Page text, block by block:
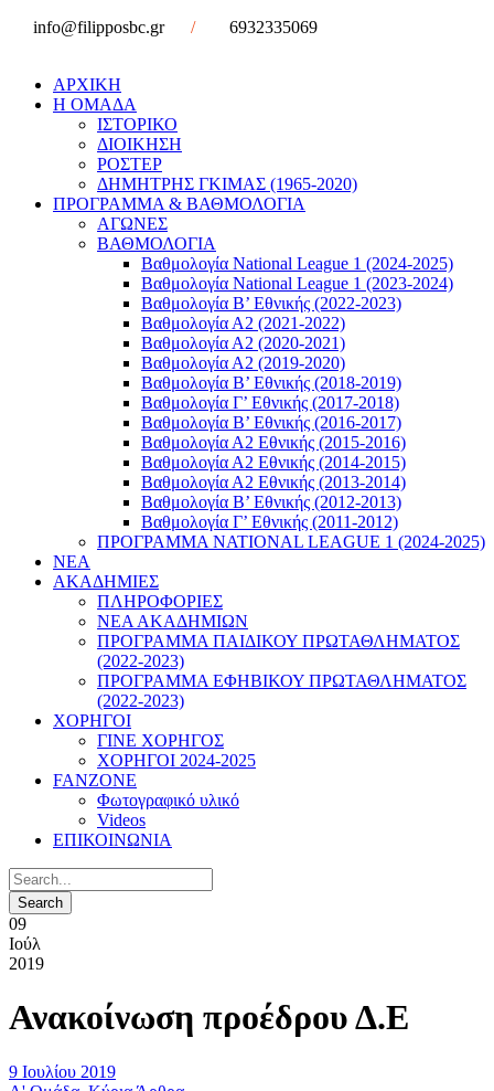
info@filipposbc.gr
/ 6932335069
ΑΡΧΙΚΗ
Η ΟΜΑΔΑ
ΙΣΤΟΡΙΚΟ
ΔΙΟΙΚΗΣΗ
ΡΟΣΤΕΡ
ΔΗΜΗΤΡΗΣ ΓΚΙΜΑΣ (1965-2020)
ΠΡΟΓΡΑΜΜΑ & ΒΑΘΜΟΛΟΓΙΑ
ΑΓΩΝΕΣ
ΒΑΘΜΟΛΟΓΙΑ
Βαθμολογία National League 1 (2024-2025)
Βαθμολογία National League 1 (2023-2024)
Βαθμολογία Β’ Εθνικής (2022-2023)
Βαθμολογία Α2 (2021-2022)
Βαθμολογία Α2 (2020-2021)
Βαθμολογία Α2 (2019-2020)
Βαθμολογία B’ Εθνικής (2018-2019)
Βαθμολογία Γ’ Εθνικής (2017-2018)
Βαθμολογία Β’ Εθνικής (2016-2017)
Βαθμολογία Α2 Εθνικής (2015-2016)
Βαθμολογία Α2 Εθνικής (2014-2015)
Βαθμολογία Α2 Εθνικής (2013-2014)
Βαθμολογία Β’ Εθνικής (2012-2013)
Βαθμολογία Γ’ Εθνικής (2011-2012)
ΠΡΟΓΡΑΜΜΑ NATIONAL LEAGUE 1 (2024-2025)
ΝΕΑ
ΑΚΑΔΗΜΙΕΣ
ΠΛΗΡΟΦΟΡΙΕΣ
ΝΕΑ ΑΚΑΔΗΜΙΩΝ
ΠΡΟΓΡΑΜΜΑ ΠΑΙΔΙΚΟΥ ΠΡΩΤΑΘΛΗΜΑΤΟΣ
(2022-2023)
ΠΡΟΓΡΑΜΜΑ ΕΦΗΒΙΚΟΥ ΠΡΩΤΑΘΛΗΜΑΤΟΣ
(2022-2023)
ΧΟΡΗΓΟΙ
ΓΙΝΕ ΧΟΡΗΓΟΣ
ΧΟΡΗΓΟΙ 2024-2025
FANZONE
Φωτογραφικό υλικό
Videos
ΕΠΙΚΟΙΝΩΝΙΑ
09
Ιούλ
2019
Ανακοίνωση προέδρου Δ.Ε
9 Ιουλίου 2019